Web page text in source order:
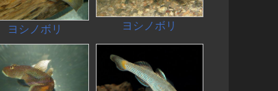
ヨシノボリ ヨシノボリ